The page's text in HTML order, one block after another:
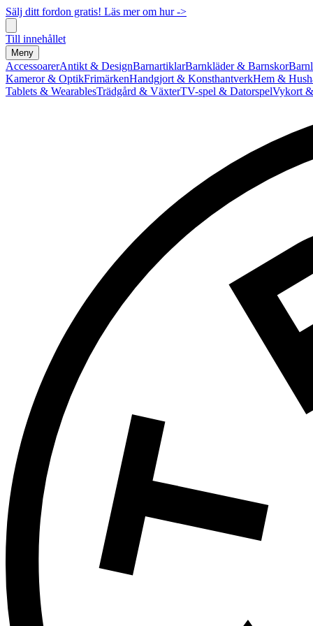
Sälj ditt fordon gratis! Läs mer om hur ->
Till innehållet
Meny
AccessoarerAntikt & DesignBarnartiklarBarnkläder & Barnskor
Kameror & OptikFrimärkenHandgjort & KonsthantverkHem &
Tablets & WearablesTrädgård & VäxterTV-spel & DatorspelVykort